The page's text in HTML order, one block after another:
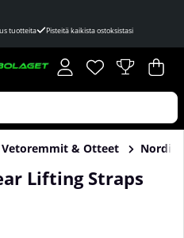
tuotteita Pisteitä kaikista ostoksistasi
Toivelista
Lukumäärä
. .
Vetoremmit & Otteet Nordic
Lifting Straps